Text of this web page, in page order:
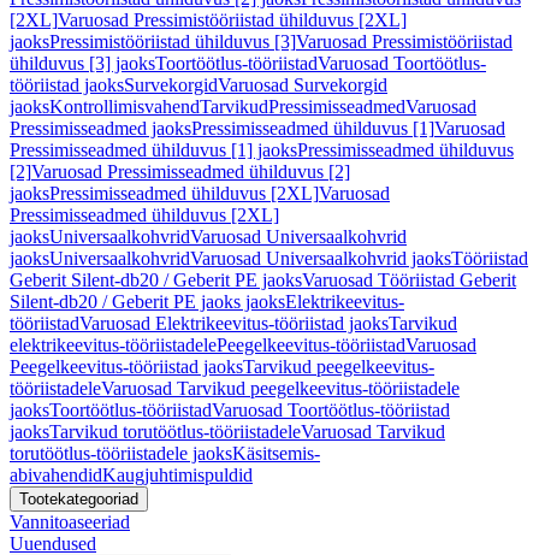
[2XL]Varuosad Pressimistööriistad ühilduvus [2XL]
jaoksPressimistööriistad ühilduvus [3]Varuosad Pressimistööriistad
ühilduvus [3] jaoksToortöötlus-tööriistadVaruosad Toortöötlus-
tööriistad jaoksSurvekorgidVaruosad Survekorgid
jaoksKontrollimisvahendTarvikudPressimisseadmedVaruosad
Pressimisseadmed jaoksPressimisseadmed ühilduvus [1]Varuosad
Pressimisseadmed ühilduvus [1] jaoksPressimisseadmed ühilduvus
[2]Varuosad Pressimisseadmed ühilduvus [2]
jaoksPressimisseadmed ühilduvus [2XL]Varuosad
Pressimisseadmed ühilduvus [2XL]
jaoksUniversaalkohvridVaruosad Universaalkohvrid
jaoksUniversaalkohvridVaruosad Universaalkohvrid jaoksTööriistad
Geberit Silent-db20 / Geberit PE jaoksVaruosad Tööriistad Geberit
Silent-db20 / Geberit PE jaoks jaoksElektrikeevitus-
tööriistadVaruosad Elektrikeevitus-tööriistad jaoksTarvikud
elektrikeevitus-tööriistadelePeegelkeevitus-tööriistadVaruosad
Peegelkeevitus-tööriistad jaoksTarvikud peegelkeevitus-
tööriistadeleVaruosad Tarvikud peegelkeevitus-tööriistadele
jaoksToortöötlus-tööriistadVaruosad Toortöötlus-tööriistad
jaoksTarvikud torutöötlus-tööriistadeleVaruosad Tarvikud
torutöötlus-tööriistadele jaoksKäsitsemis-
abivahendidKaugjuhtimispuldid
Tootekategooriad
Vannitoaseeriad
Uuendused